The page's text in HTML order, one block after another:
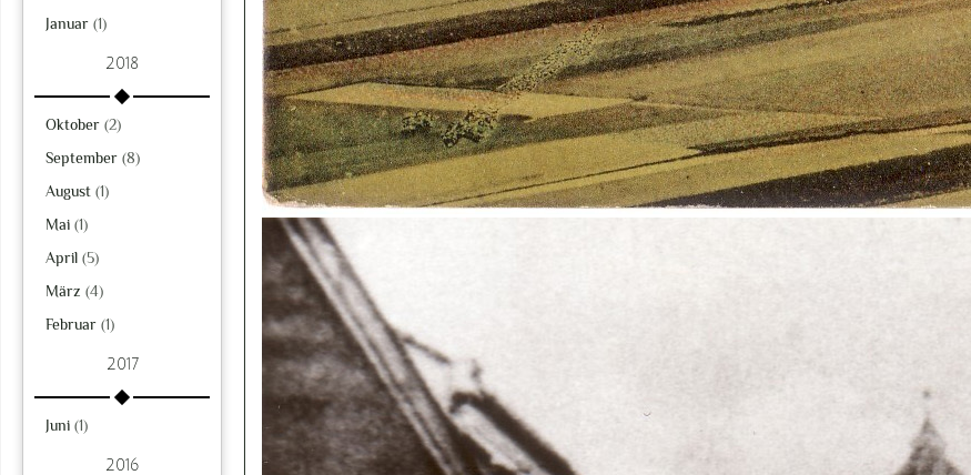
Januar (1)
2018
Oktober (2)
September (8)
August (1)
Mai (1)
April (5)
März (4)
Februar (1)
2017
Juni (1)
2016